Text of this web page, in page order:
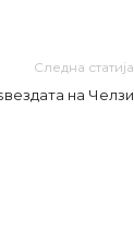
Следна статија
на Челзи